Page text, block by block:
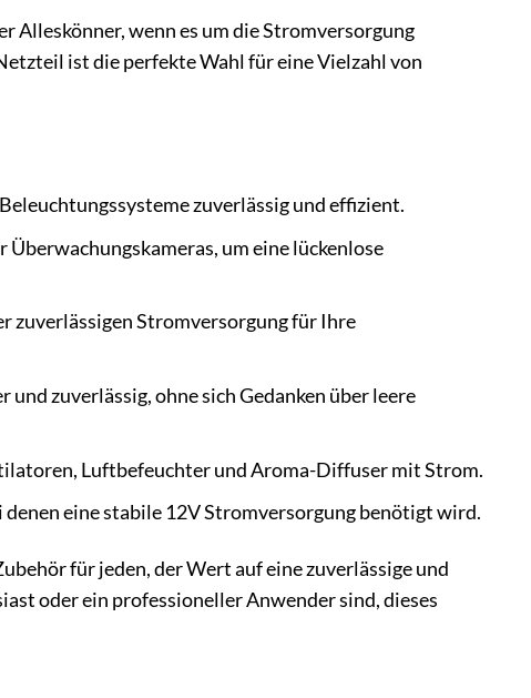
Alleskönner, wenn es um die Stromversorgung
ist die perfekte Wahl für eine Vielzahl von
zuverlässig und effizient.
um eine lückenlose
zuverlässigen Stromversorgung für Ihre
zuverlässig, ohne sich Gedanken über leere
Luftbefeuchter und Aroma-Diffuser mit Strom.
eine stabile 12V Stromversorgung benötigt wird.
für jeden, der Wert auf eine zuverlässige und
oder ein professioneller Anwender sind, dieses